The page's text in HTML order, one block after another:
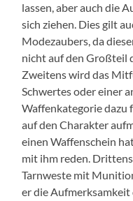
lassen, aber auch die
sich ziehen. Dies gilt
Modezaubers, da
nicht auf den Großteil
Zweitens wird das
Schwertes oder einer
Waffenkategorie dazu
auf den Charakter
einen Waffenschein
mit ihm reden.
Tarnweste mit
er die Aufmerksamkeit